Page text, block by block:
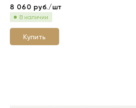
8 060 руб./шт
В наличии
Купить